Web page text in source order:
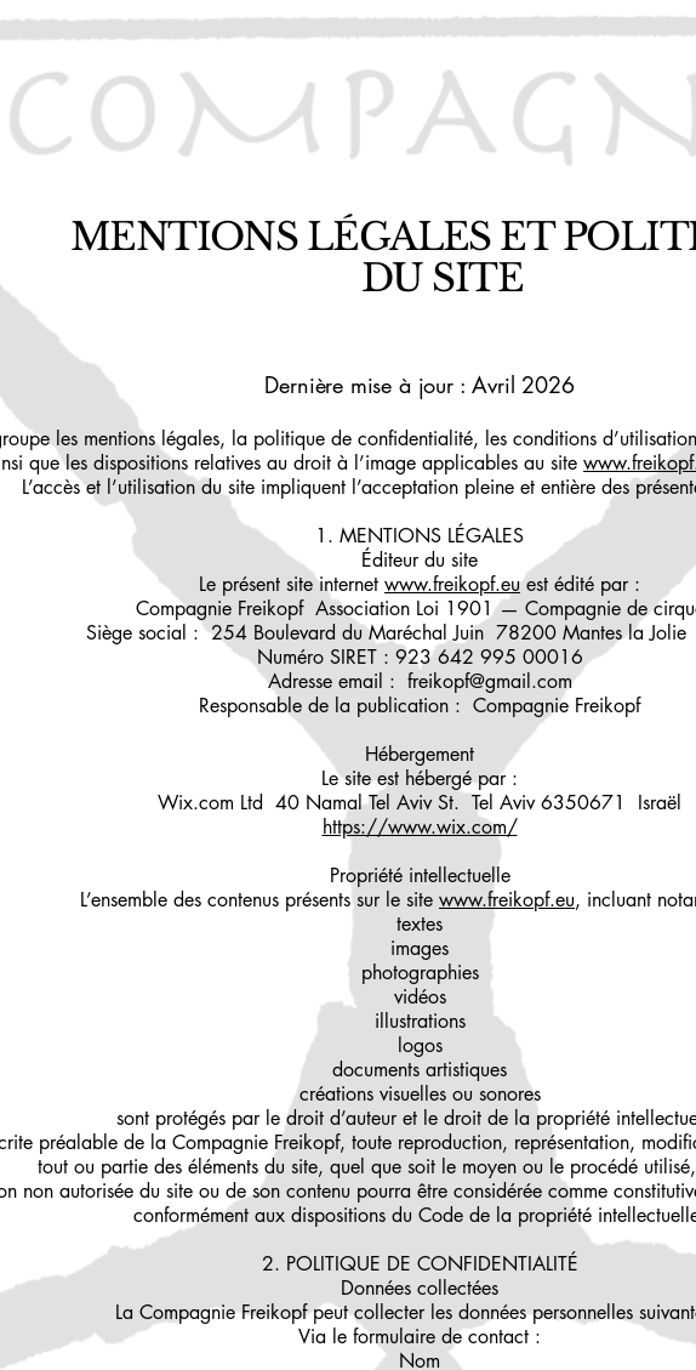
MENTIONS LÉGALES ET
DU SITE
Dernière mise à jour : Avril 2026
les mentions légales, la politique de confidentialité, les conditions
que les dispositions relatives au droit à l’image applicables au site
L’accès et l’utilisation du site impliquent l’acceptation pleine et entière des
1. MENTIONS LÉGALES
Éditeur du site
Le présent site internet www.freikopf.euest édité par :
Compagnie Freikopf Association Loi 1901 — Compagnie de
Siège social : 254 Boulevard du Maréchal Juin 78200 Mantes la Jolie
Numéro SIRET : 923 642 995 00016
Adresse email : freikopf@gmail.com
Responsable de la publication : Compagnie Freikopf
Hébergement
Le site est hébergé par :
Wix.com Ltd 40 Namal Tel Aviv St. Tel Aviv 6350671 Israël
https://www.wix.com/
Propriété intellectuelle
L’ensemble des contenus présents sur le site www.freikopf.eu, incluant
textes
images
photographies
vidéos
illustrations
logos
documents artistiques
créations visuelles ou sonores
sont protégés par le droit d’auteur et le droit de la propriété
préalable de la Compagnie Freikopf, toute reproduction, représentation,
tout ou partie des éléments du site, quel que soit le moyen ou le procédé
non autorisée du site ou de son contenu pourra être considérée comme
conformément aux dispositions du Code de la propriété
2. POLITIQUE DE CONFIDENTIALITÉ
Données collectées
La Compagnie Freikopf peut collecter les données personnelles
Via le formulaire de contact :
Nom